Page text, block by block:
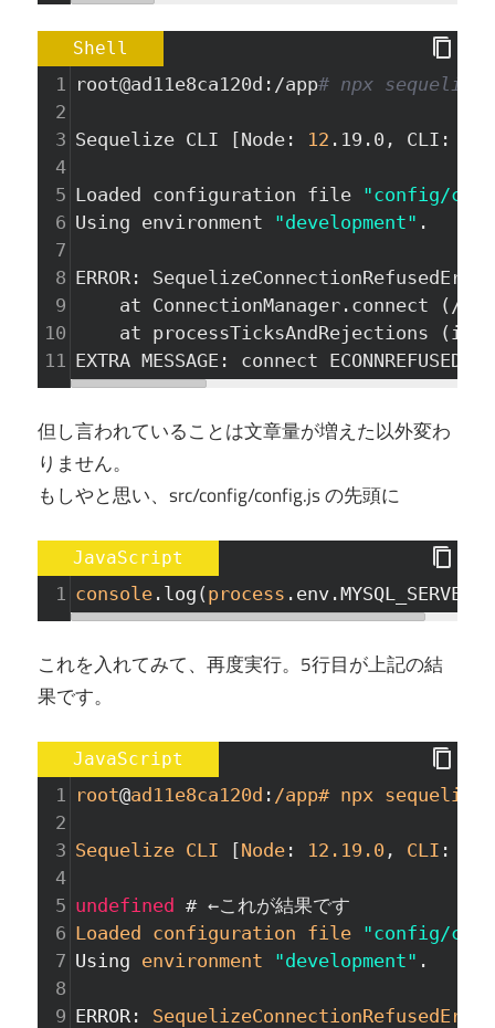
Shell
1 root@ad11e8ca120d:/app# npx
2
3 Sequelize CLI [Node: 12 .19.0, CLI:
4
5 Loaded configuration file "config/
6 Using environment "development" .
7
8 ERROR:
9
at ConnectionManager.connect (/
10
at processTicksAndRejections
11 EXTRA MESSAGE: connect ECONNREFUSED
但し言われていることは文章量が増えた以外変わ
りません。
もしやと思い、src/config/config.js の先頭に
JavaScript
1 console . log ( process . env .MYSQL_SERVER
これを入れてみて、再度実行。5行目が上記の結
果です。
JavaScript
1 root@ad11e8ca120d : /app# npx
2
3 Sequelize CLI [Node : 12.19.0 , CLI :
4
5 undefined # ←これが結果です
6 Loaded configuration file "config/
7 Using environment "development" .
8
9 ERROR : SequelizeConnectionRefusedError